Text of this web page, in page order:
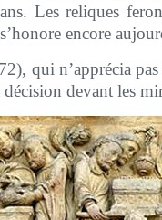
Les reliques
encore
qui n’apprécia
devant les